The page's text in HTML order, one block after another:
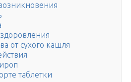
от сухого кашля
таблетки